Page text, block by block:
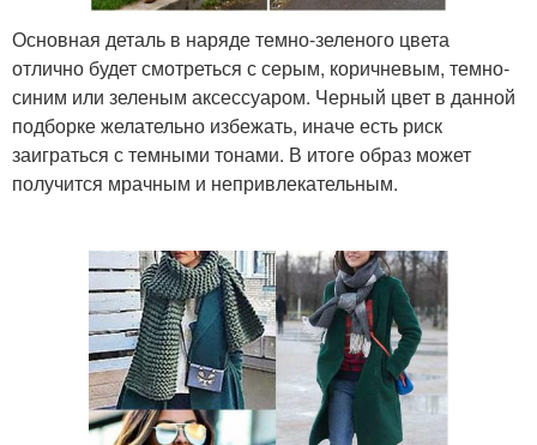
Основная деталь в наряде темно-зеленого цвета
отлично будет смотреться с серым, коричневым, темно-
синим или зеленым аксессуаром. Черный цвет в данной
подборке желательно избежать, иначе есть риск
заиграться с темными тонами. В итоге образ может
получится мрачным и непривлекательным.